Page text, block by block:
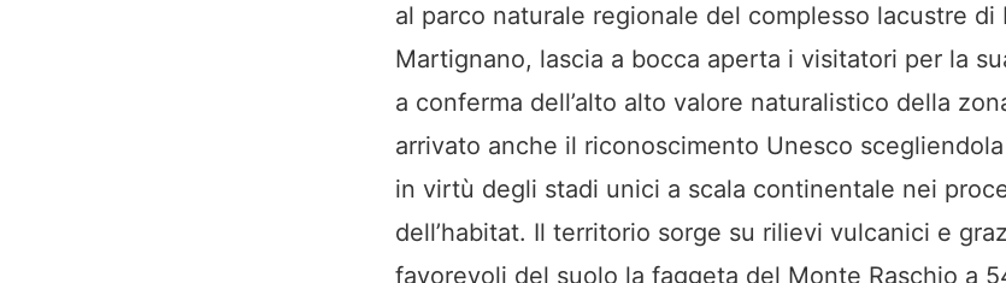
al parco naturale regionale del complesso lacustre di
Martignano, lascia a bocca aperta i visitatori per la
a conferma dell’alto alto valore naturalistico della
arrivato anche il riconoscimento Unesco
in virtù degli stadi unici a scala continentale nei
dell’habitat. Il territorio sorge su rilievi vulcanici e
favorevoli del suolo la faggeta del Monte Raschio a